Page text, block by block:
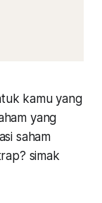
kamu yang
yang
saham
simak